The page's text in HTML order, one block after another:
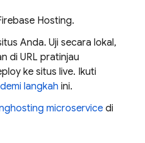
Hosting.
Anda. Uji secara lokal,
di URL pratinjau
ke situs live. Ikuti
langkah ini.
microservice di